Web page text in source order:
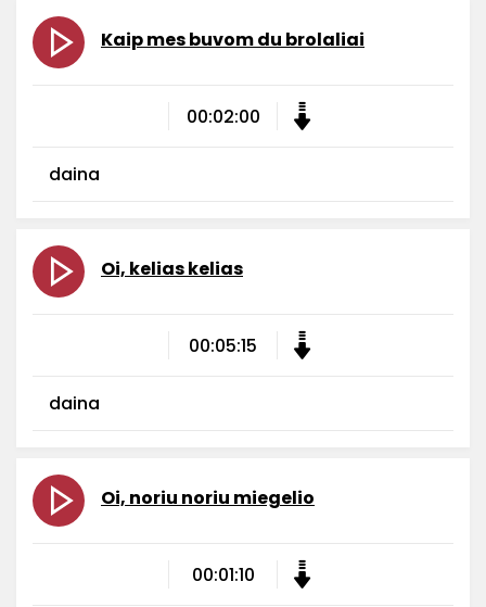
Kaip mes buvom du brolaliai
00:02:00
daina
Oi, kelias kelias
00:05:15
daina
Oi, noriu noriu miegelio
00:01:10